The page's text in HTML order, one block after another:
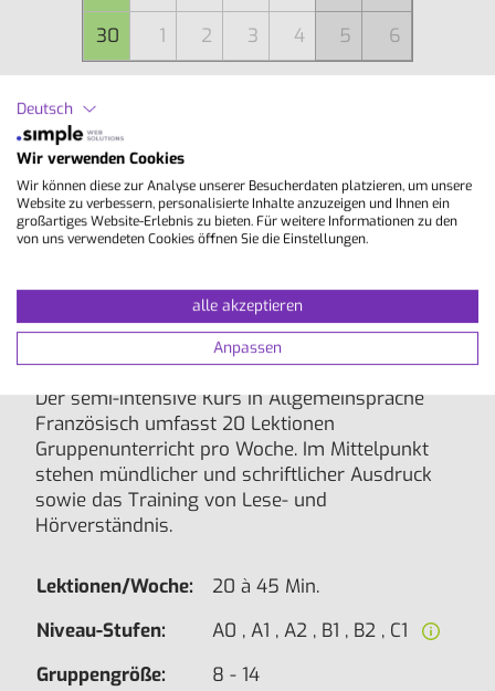
30 1 2 3 4 5 6
Aktuelles Datum
Kursbeginn nicht für absolute Anfänger (A0)
geeignet
Kursbeginn für alle Niveaustufen, auch für
Inhalte
Der semi-intensive Kurs in Allgemeinsprache
Französisch umfasst 20 Lektionen
Gruppenunterricht pro Woche. Im Mittelpunkt
stehen mündlicher und schriftlicher Ausdruck
sowie das Training von Lese- und
Hörverständnis.
Lektionen/Woche:
20 à 45 Min.
Niveau-Stufen:
A0 , A1 , A2 , B1 , B2 , C1
Gruppengröße:
8 - 14
Deutsch
Wir verwenden Cookies
Wir können diese zur Analyse unserer Besucherdaten platzieren, um unsere
Website zu verbessern, personalisierte Inhalte anzuzeigen und Ihnen ein
großartiges Website-Erlebnis zu bieten. Für weitere Informationen zu den
von uns verwendeten Cookies öffnen Sie die Einstellungen.
alle akzeptieren
Anpassen